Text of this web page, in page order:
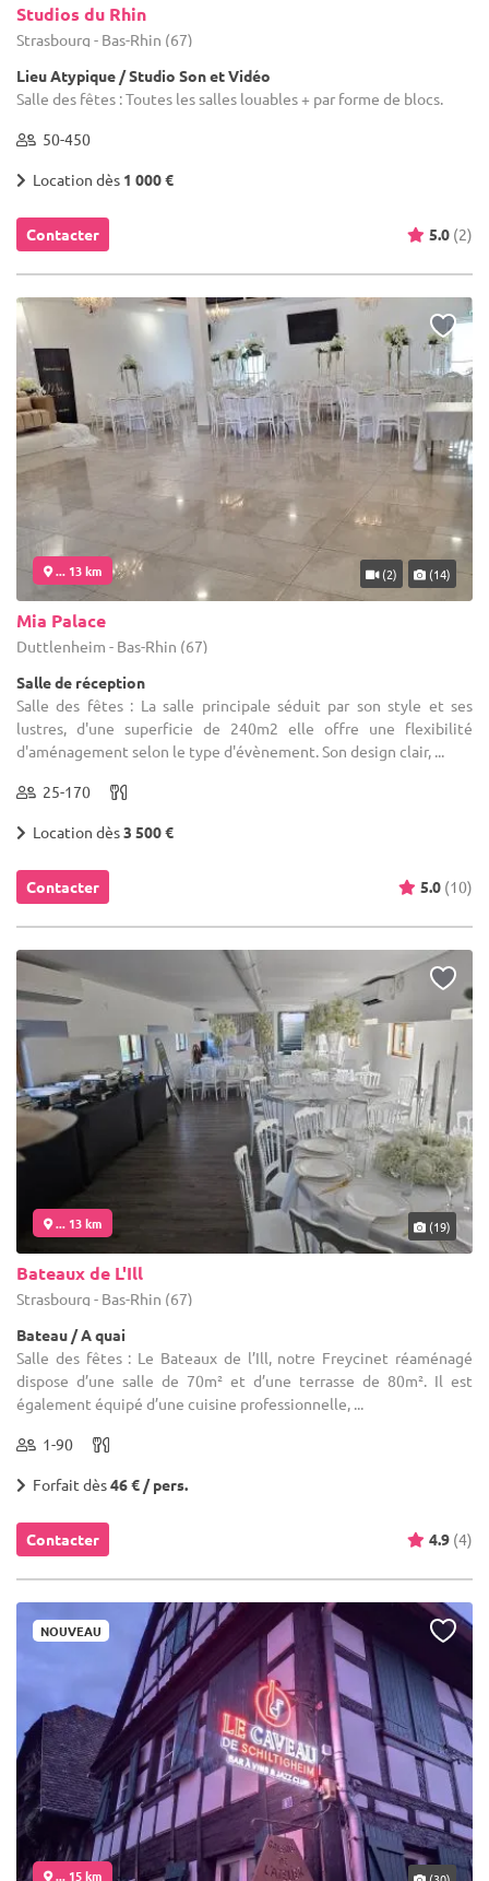
Studios du Rhin
Strasbourg - Bas-Rhin (67)
Lieu Atypique / Studio Son et Vidéo
Salle des fêtes : Toutes les salles louables + par forme de blocs.
50-450
Location dès 1 000 €
Contacter 5.0 (2)
... 13 km (2) (14)
Mia Palace
Duttlenheim - Bas-Rhin (67)
Salle de réception
Salle des fêtes : La salle principale séduit par son style et ses
lustres, d'une superficie de 240m2 elle offre une flexibilité
d'aménagement selon le type d'évènement. Son design clair, ...
25-170
Location dès3 500 €
Contacter 5.0 (10)
... 13 km (19)
Bateaux de L'Ill
Strasbourg - Bas-Rhin (67)
Bateau / A quai
Salle des fêtes : Le Bateaux de l’Ill, notre Freycinet réaménagé
dispose d’une salle de 70m² et d’une terrasse de 80m². Il est
également équipé d’une cuisine professionnelle, ...
1-90
Forfait dès46 € / pers.
Contacter 4.9 (4)
NOUVEAU
... 15 km